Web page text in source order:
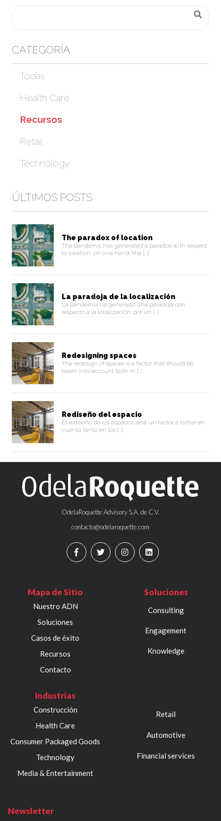
CATEGORÍA
Todas
Health Care
Recursos
Retail
Technology
ÚLTIMOS POSTS
The paradox of location
The pandemic has generated a paradox with respect
to location: on one hand, the [...]
La paradoja de la localización
La pandemia ha generado una paradoja con
respecto a la localización: por un [...]
Redesigning spaces
The redesign of spaces is a factor that should be
taken into account both in [...]
Rediseño del espacio
El rediseño de los espacios será un factor a tomar en
cuenta tanto en los [...]
OdelaRoquette Advisory S.A. de C.V.
contacto@odelaroquette.com
Mapa de Sitio
Nuestro ADN
Soluciones
Casos de éxito
Recursos
Contacto
Soluciones
Consulting
Engagement
Knowledge
Industrias
Construcción
Health Care
Consumer Packaged Goods
Technology
Media & Entertainment
Retail
Automotive
Financial services
Newsletter